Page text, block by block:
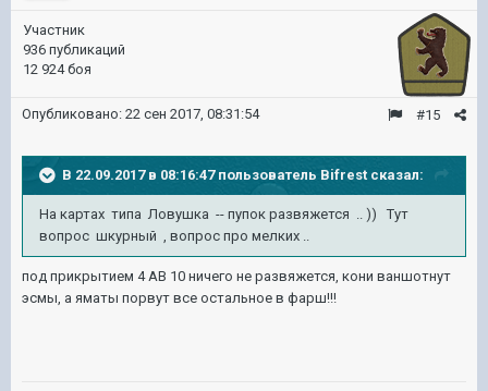
Участник
936 публикаций
12 924 боя
#15
Опубликовано: 22 сен 2017, 08:31:54
В 22.09.2017 в 08:16:47 пользователь Bifrest сказал:
На картах типа Ловушка -- пупок развяжется .. )) Тут
вопрос шкурный , вопрос про мелких ..
под прикрытием 4 АВ 10 ничего не развяжется, кони ваншотнут
эсмы, а яматы порвут все остальное в фарш!!!